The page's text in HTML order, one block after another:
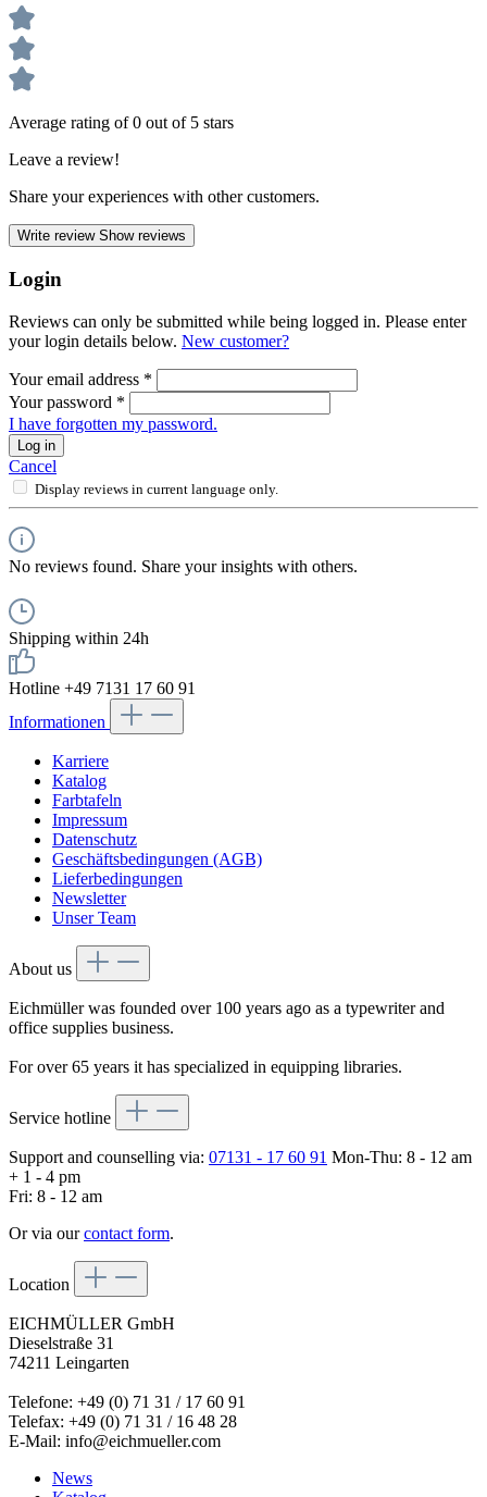
Average rating of 0 out of 5 stars
Leave a review!
Share your experiences with other customers.
Write review Show reviews
Login
Reviews can only be submitted while being logged in. Please enter
your login details below. New customer?
Your email address *
Your password *
I have forgotten my password.
Log in
Cancel
Display reviews in current language only.
No reviews found. Share your insights with others.
Shipping within 24h
Hotline +49 7131 17 60 91
Informationen
Karriere
Katalog
Farbtafeln
Impressum
Datenschutz
Geschäftsbedingungen (AGB)
Lieferbedingungen
Newsletter
Unser Team
About us
Eichmüller was founded over 100 years ago as a typewriter and
office supplies business.
For over 65 years it has specialized in equipping libraries.
Service hotline
Support and counselling via: 07131 - 17 60 91 Mon-Thu: 8 - 12 am
+ 1 - 4 pm
Fri: 8 - 12 am
Or via ourcontact form.
Location
EICHMÜLLER GmbH
Dieselstraße 31
74211 Leingarten
Telefone: +49 (0) 71 31 / 17 60 91
Telefax: +49 (0) 71 31 / 16 48 28
E-Mail: info@eichmueller.com
News